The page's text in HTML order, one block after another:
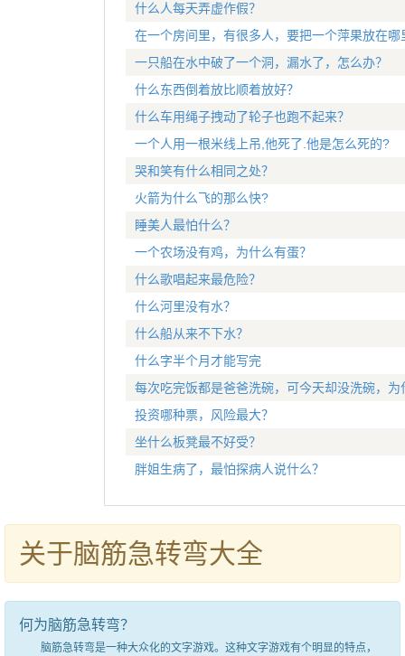
什么人每天弄虚作假？
在一个房间里，有很多人，要把一个萍果放在
一只船在水中破了一个洞，漏水了，怎么办？
什么东西倒着放比顺着放好？
什么车用绳子拽动了轮子也跑不起来？
一个人用一根米线上吊,他死了.他是怎么死的?
哭和笑有什么相同之处？
火箭为什么飞的那么快?
睡美人最怕什么？
一个农场没有鸡，为什么有蛋？
什么歌唱起来最危险？
什么河里没有水？
什么船从来不下水？
什么字半个月才能写完
每次吃完饭都是爸爸洗碗，可今天却没洗碗，为
投资哪种票，风险最大？
坐什么板凳最不好受？
胖姐生病了，最怕探病人说什么？
关于脑筋急转弯大全
何为脑筋急转弯？
脑筋急转弯是一种大众化的文字游戏。这种文字游戏有个明显的特点，